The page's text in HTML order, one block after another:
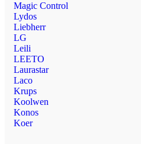
Magic Control
Lydos
Liebherr
LG
Leili
LEETO
Laurastar
Laco
Krups
Koolwen
Konos
Koer